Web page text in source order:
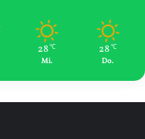
28 ℃
Mi.
28 ℃
Do.